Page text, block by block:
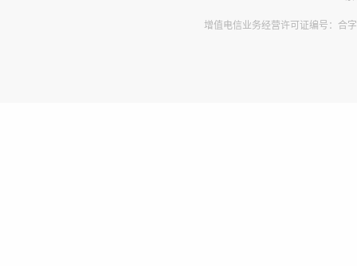
增值电信业务经营许可证编号：合